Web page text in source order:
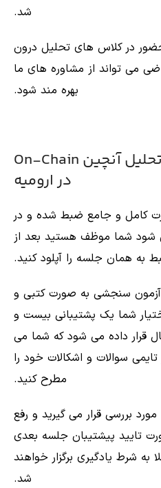
شد.
حضور در کلاس های تحلیل درون
می تواند از مشاوره های ما
بهره مند شود.
دوره آفلاین آموزش تحلیل آنچین On-Chain
در ارومیه
کامل و جامع ضبط شده و در
شود شما موظف هستید بعد از
به همان جلسه را آپلود کنید.
سنجشی به صورت کتبی و
شما یک پشتیبانی بیست و
قرار داده می شود که شما می
سوالات و اشکالات خود را
مطرح کنید.
بررسی قرار می گیرید و رفع
تایید پیشتیبان جلسه بعدی
به شرط یادگیری برگزار خواهند
شد.